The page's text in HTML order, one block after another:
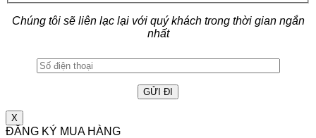
Chúng tôi sẽ liên lạc lại với quý khách trong thời gian ngắn
nhất
X
ĐĂNG KÝ MUA HÀNG